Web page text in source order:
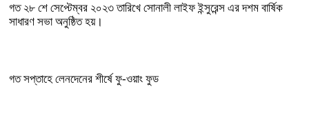
গত ২৮ শে সেপ্টেম্বর ২০২৩ তারিখে সোনালী লাইফ ইন্সুরেন্স এর দশম বার্ষিক
সাধারণ সভা অনুষ্ঠিত হয়।
গত সপ্তাহে লেনদেনের শীর্ষে ফু-ওয়াং ফুড